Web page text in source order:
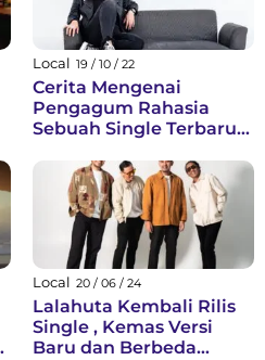
Local 19 / 10 / 22
Cerita Mengenai
Pengagum Rahasia
Sebuah Single Terbaru
Local 20 / 06 / 24
Lalahuta Kembali Rilis
Single , Kemas Versi
Baru dan Berbeda